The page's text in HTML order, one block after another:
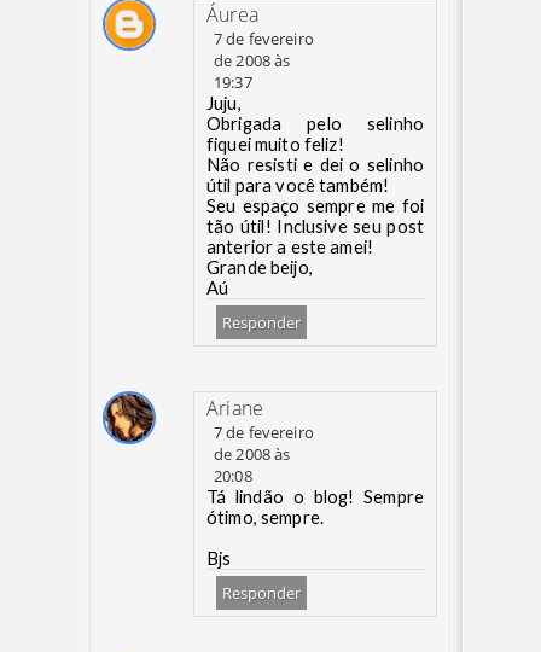
Áurea
7 de fevereiro
de 2008 às
19:37
Juju,
Obrigada pelo selinho
fiquei muito feliz!
Não resisti e dei o selinho
útil para você também!
Seu espaço sempre me foi
tão útil! Inclusive seu post
anterior a este amei!
Grande beijo,
Aú
Responder
Ariane
7 de fevereiro
de 2008 às
20:08
Tá lindão o blog! Sempre
ótimo, sempre.
Bjs
Responder